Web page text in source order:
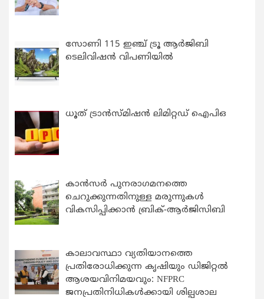
സോണി 115 ഇഞ്ച് ട്രൂ ആർജിബി
ടെലിവിഷൻ വിപണിയിൽ
ധൂത് ട്രാൻസ്മിഷൻ ലിമിറ്റഡ് ഐപിഒ
കാന്‍സര്‍ പുനരാഗമനത്തെ
ചെറുക്കുന്നതിനുള്ള മരുന്നുകള്‍
വികസിപ്പിക്കാന്‍ ബ്രിക്-ആര്‍ജിസിബി
കാലാവസ്ഥാ വ്യതിയാനത്തെ
പ്രതിരോധിക്കുന്ന കൃഷിയും ഡിജിറ്റൽ
ആശയവിനിമയവും: NFPRC
ജനപ്രതിനിധികൾക്കായി ശില്പശാല